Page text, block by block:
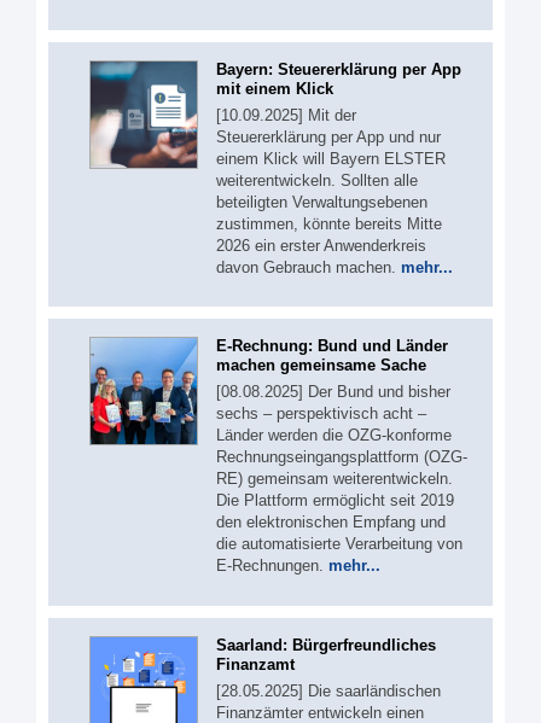
Bayern: Steuererklärung per App
mit einem Klick
[10.09.2025] Mit der
Steuererklärung per App und nur
einem Klick will Bayern ELSTER
weiterentwickeln. Sollten alle
beteiligten Verwaltungsebenen
zustimmen, könnte bereits Mitte
2026 ein erster Anwenderkreis
davon Gebrauch machen. mehr...
E-Rechnung: Bund und Länder
machen gemeinsame Sache
[08.08.2025] Der Bund und bisher
sechs – perspektivisch acht –
Länder werden die OZG-konforme
Rechnungseingangsplattform (OZG-
RE) gemeinsam weiterentwickeln.
Die Plattform ermöglicht seit 2019
den elektronischen Empfang und
die automatisierte Verarbeitung von
E-Rechnungen. mehr...
Saarland: Bürgerfreundliches
Finanzamt
[28.05.2025] Die saarländischen
Finanzämter entwickeln einen